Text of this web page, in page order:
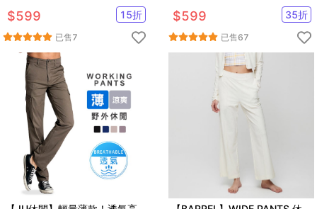
$599 15折
已售7
$599 35折
已售67